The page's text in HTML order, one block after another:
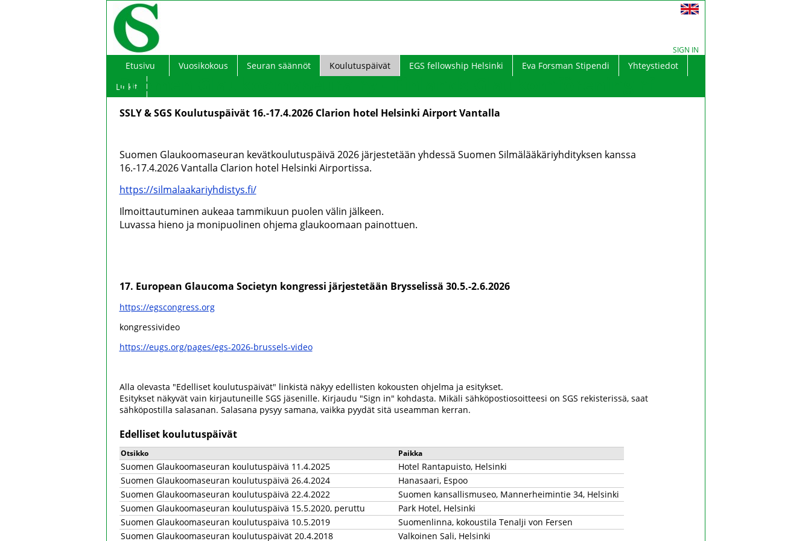
Suomen Glaukoomaseura ry - Finlands Glaukomförening rf
SIGN IN
Etusivu Vuosikokous Seuran säännöt Koulutuspäivät EGS fellowship Helsinki Eva Forsman Stipendi
Yhteystiedot
Linkit
SSLY & SGS Koulutuspäivät 16.-17.4.2026 Clarion hotel Helsinki Airport Vantalla
Suomen Glaukoomaseuran kevätkoulutuspäivä 2026 järjestetään yhdessä Suomen Silmälääkäriyhdityksen kanssa
16.-17.4.2026 Vantalla Clarion hotel Helsinki Airportissa.
https://silmalaakariyhdistys.fi/
Ilmoittautuminen aukeaa tammikuun puolen välin jälkeen.
Luvassa hieno ja monipuolinen ohjema glaukoomaan painottuen.
17. European Glaucoma Societyn kongressi järjestetään Brysselissä 30.5.-2.6.2026
https://egscongress.org
kongressivideo
https://eugs.org/pages/egs-2026-brussels-video
Alla olevasta "Edelliset koulutuspäivät" linkistä näkyy edellisten kokousten ohjelma ja esitykset.
Esitykset näkyvät vain kirjautuneille SGS jäsenille. Kirjaudu "Sign in" kohdasta. Mikäli sähköpostiosoitteesi on SGS rekisterissä, saat
sähköpostilla salasanan. Salasana pysyy samana, vaikka pyydät sitä useamman kerran.
Edelliset koulutuspäivät
Otsikko Paikka
Suomen Glaukoomaseuran koulutuspäivä 11.4.2025
Hotel Rantapuisto, Helsinki
Suomen Glaukoomaseuran koulutuspäivä 26.4.2024
Hanasaari, Espoo
Suomen Glaukoomaseuran koulutuspäivä 22.4.2022
Suomen kansallismuseo, Mannerheimintie 34, Helsinki
Suomen Glaukoomaseuran koulutuspäivä 15.5.2020, peruttu
Park Hotel, Helsinki
Suomen Glaukoomaseuran koulutuspäivä 10.5.2019
Suomenlinna, kokoustila Tenalji von Fersen
Suomen Glaukoomaseuran koulutuspäivät 20.4.2018
Valkoinen Sali, Helsinki